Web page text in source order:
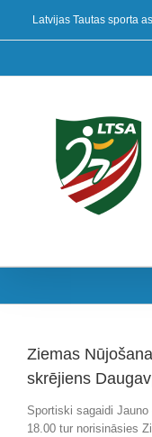
content
Latvijas Tautas sporta
Ziemas
skrējiens
Sportiski sagaidi
18.00 tur norisināsies